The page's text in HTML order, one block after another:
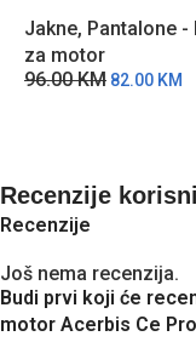
Jakne, Pantalone -
za motor
96.00KM 82.00 KM
Recenzije
Recenzije
Još nema recenzija.
Budi prvi koji će
motor Acerbis Ce